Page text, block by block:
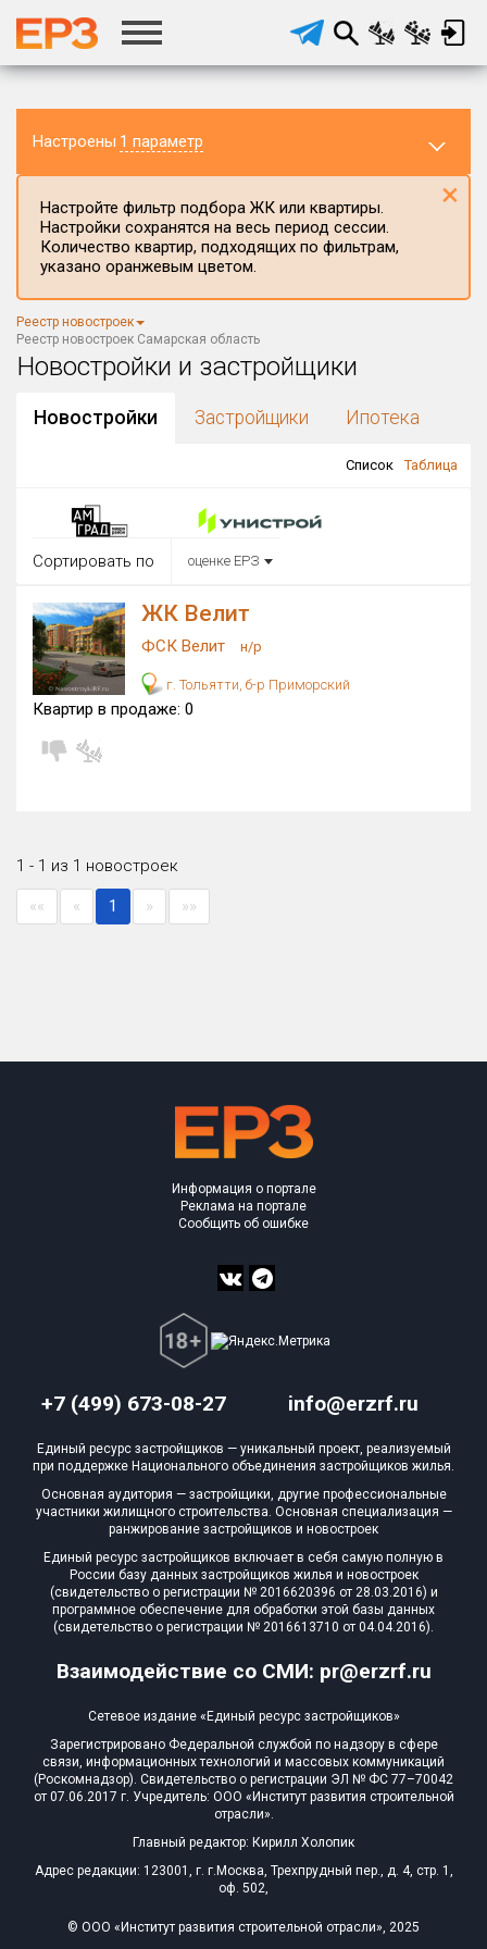
Настроены 1 параметр
Регион ЖК
Самарская область
Район в регионе
Все
Округ
Все
Цена
от до
от
Вид объекта
Кол-во комнат
с продажами
Рейтинг ЕРЗ
Многоквартирных домов
Блокированных домов
Домов с апартаментами
0 из 1
Блокированных домов
0 из 71
Квартир, апартаментов,
блоков в БД
0 из 10 470
Настройте фильтр подбора ЖК или квартиры.
Настройки сохранятся на весь период сессии.
Количество квартир, подходящих по фильтрам,
указано оранжевым цветом.
×
Реестр новостроек
Реестр новостроек Самарская область
Новостройки и застройщики
Новостройки Застройщики Ипотека
Список Таблица
Сортировать по оценке ЕРЗ
ЖК Велит
ФСК Велит н/р
г. Тольятти, б-р Приморский
Квартир в продаже: 0
1 - 1 из 1 новостроек
«« « 1 » »»
+7 (499) 673-08-27 info@erzrf.ru
Взаимодействие со СМИ: pr@erzrf.ru
Информация о портале
Реклама на портале
Сообщить об ошибке
Единый ресурс застройщиков — уникальный проект, реализуемый
при поддержке Национального объединения застройщиков жилья.
Основная аудитория — застройщики, другие профессиональные
участники жилищного строительства. Основная специализация —
ранжирование застройщиков и новостроек
Единый ресурс застройщиков включает в себя самую полную в
России базу данных застройщиков жилья и новостроек
(свидетельство о регистрации № 2016620396 от 28.03.2016) и
программное обеспечение для обработки этой базы данных
(свидетельство о регистрации № 2016613710 от 04.04.2016).
Сетевое издание «Единый ресурс застройщиков»
Зарегистрировано Федеральной службой по надзору в сфере
связи, информационных технологий и массовых коммуникаций
(Роскомнадзор). Свидетельство о регистрации ЭЛ № ФС 77–70042
от 07.06.2017 г. Учредитель: ООО «Институт развития строительной
отрасли».
Главный редактор: Кирилл Холопик
Адрес редакции: 123001, г. г.Москва, Трехпрудный пер., д. 4, стр. 1,
оф. 502,
© ООО «Институт развития строительной отрасли», 2025